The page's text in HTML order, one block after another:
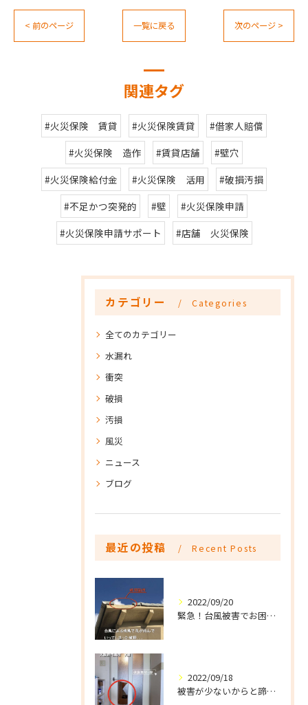
< 前のページ 一覧に戻る 次のページ >
関連タグ
#火災保険 賃貸 #火災保険賃貸
#借家人賠償
#火災保険 造作
#賃貸店舗
#壁穴
#火災保険給付金
#火災保険 活用
#破損汚損
#不足かつ突発的
#壁
#火災保険申請
#火災保険申請サポート
#店舗 火災保険
カテゴリー Categories
全てのカテゴリー
水漏れ
衝突
破損
汚損
風災
ニュース
ブログ
最近の投稿 Recent Posts
2022/09/20
緊急！台風被害でお困りの方はご連絡下さい
2022/09/18
被害が少ないからと諦めていませんか？細かな破損でも火災保険は活用できます